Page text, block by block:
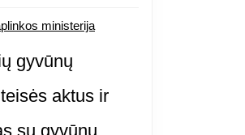
ministerija
gyvūnų
aktus ir
su gyvūnų